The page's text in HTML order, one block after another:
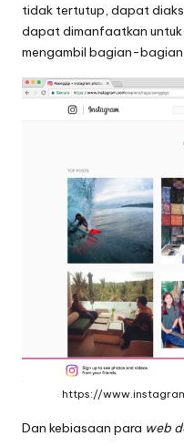
tidak tertutup, dapat
dapat dimanfaatkan untuk
mengambil bagian-bagian
https://
Dan kebiasaan para web